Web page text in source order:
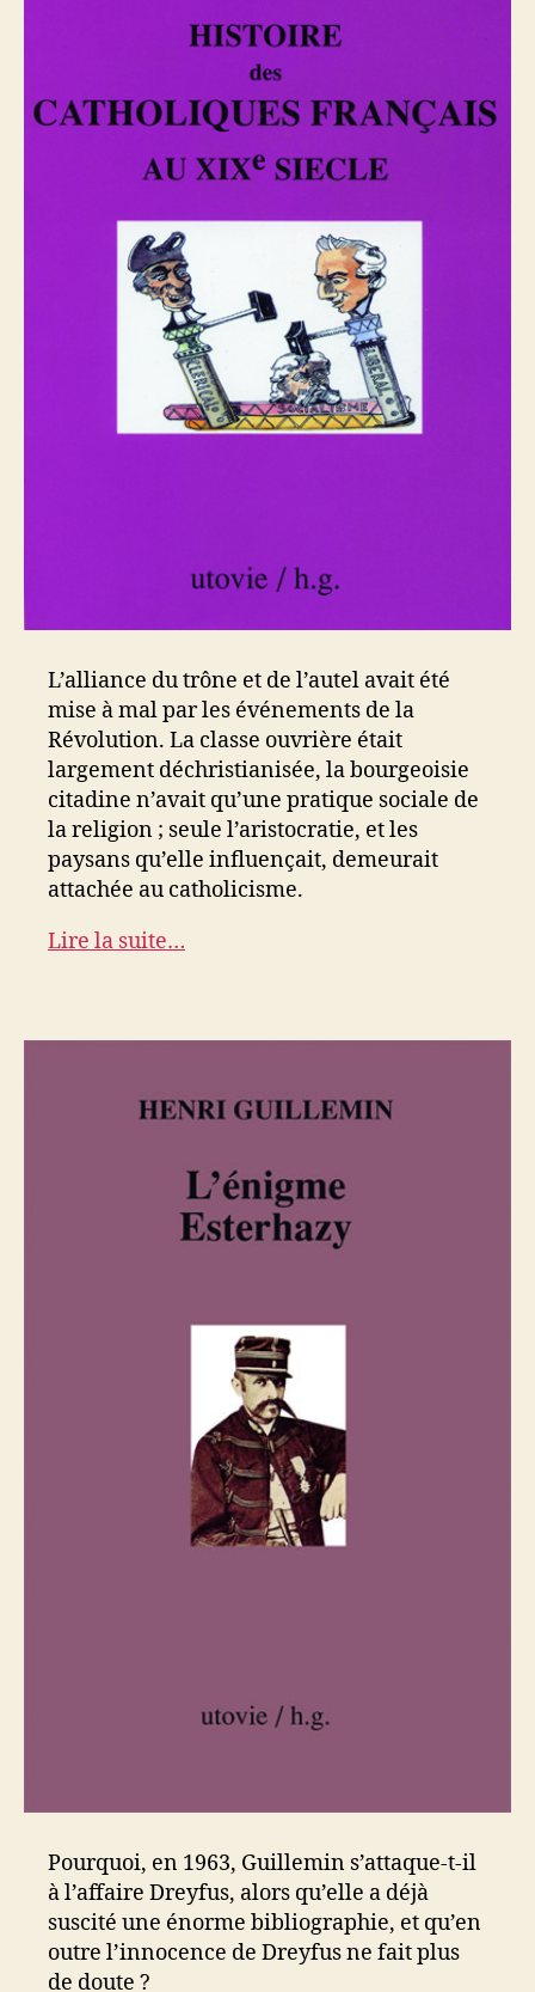
L’alliance du trône et de l’autel avait été
mise à mal par les événements de la
Révolution. La classe ouvrière était
largement déchristianisée, la bourgeoisie
citadine n’avait qu’une pratique sociale de
la religion ; seule l’aristocratie, et les
paysans qu’elle influençait, demeurait
attachée au catholicisme.
Lire la suite…
Pourquoi, en 1963, Guillemin s’attaque-t-il
à l’affaire Dreyfus, alors qu’elle a déjà
suscité une énorme bibliographie, et qu’en
outre l’innocence de Dreyfus ne fait plus
de doute ?